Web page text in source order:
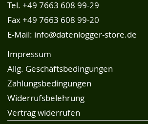
Tel. +49 7663 608 99-29
Fax +49 7663 608 99-20
E-Mail: info@datenlogger-store.de
Impressum
Allg. Geschäftsbedingungen
Zahlungsbedingungen
Widerrufsbelehrung
Vertrag widerrufen